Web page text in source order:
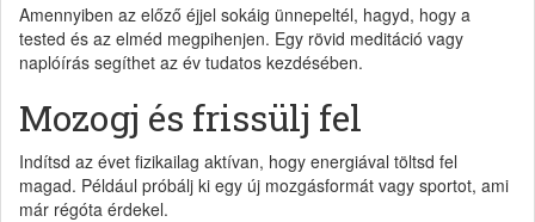
Amennyiben az előző éjjel sokáig ünnepeltél, hagyd, hogy a
tested és az elméd megpihenjen. Egy rövid meditáció vagy
naplóírás segíthet az év tudatos kezdésében.
Mozogj és frissülj fel
Indítsd az évet fizikailag aktívan, hogy energiával töltsd fel
magad. Például próbálj ki egy új mozgásformát vagy sportot, ami
már régóta érdekel.